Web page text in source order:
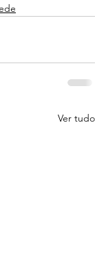
Ver tudo